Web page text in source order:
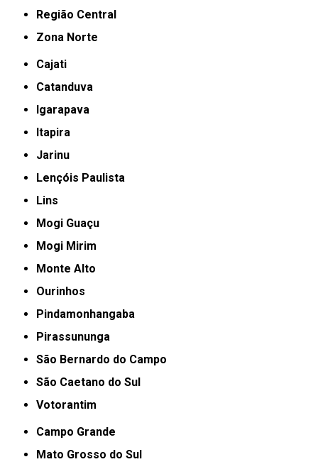
Região Central
Zona Norte
Cajati
Catanduva
Igarapava
Itapira
Jarinu
Lençóis Paulista
Lins
Mogi Guaçu
Mogi Mirim
Monte Alto
Ourinhos
Pindamonhangaba
Pirassununga
São Bernardo do Campo
São Caetano do Sul
Votorantim
Campo Grande
Mato Grosso do Sul